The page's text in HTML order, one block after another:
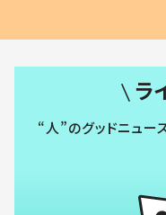
ラ
“人”のグッドニュー